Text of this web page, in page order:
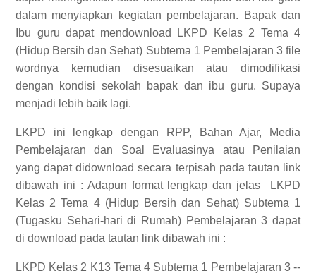
dalam menyiapkan kegiatan pembelajaran. Bapak dan
Ibu guru dapat mendownload LKPD Kelas 2 Tema 4
(Hidup Bersih dan Sehat) Subtema 1 Pembelajaran 3 file
wordnya kemudian disesuaikan atau dimodifikasi
dengan kondisi sekolah bapak dan ibu guru. Supaya
menjadi lebih baik lagi.
LKPD ini lengkap dengan RPP, Bahan Ajar, Media
Pembelajaran dan Soal Evaluasinya atau Penilaian
yang dapat didownload secara terpisah pada tautan link
dibawah ini : Adapun format lengkap dan jelas
LKPD
Kelas 2 Tema 4 (Hidup Bersih dan Sehat) Subtema 1
(Tugasku Sehari-hari di Rumah) Pembelajaran 3 dapat
di download pada tautan link dibawah ini :
LKPD Kelas 2 K13 Tema 4 Subtema 1 Pembelajaran 3 --